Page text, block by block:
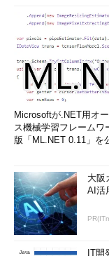
Microsoftが.NET用オ
ス機械学習フレームワ
版「ML.NET 0.11」を
大阪
AI活
IT開